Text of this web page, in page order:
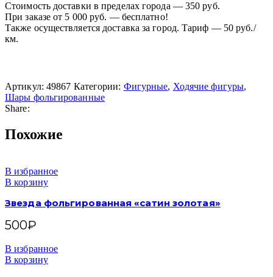
Стоимость доставки в пределах города — 350 руб.
При заказе от 5 000 руб. — бесплатно!
Также осуществляется доставка за город. Тариф — 50 руб./
км.
Артикул: 49867 Категории: Фигурные, Ходячие фигуры,
Шары фольгированные
Share:
Похожие
В избранное
В корзину
Звезда фольгированная «сатин золотая»
500₽
В избранное
В корзину